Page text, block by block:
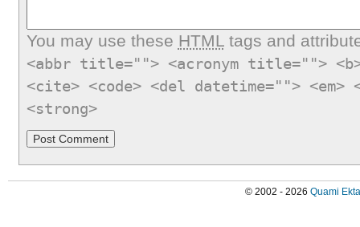
You may use these HTMLtags and
<abbr title=""> <acronym title="">
<cite> <code> <del datetime="">
<strong>
© 2002 - 2026 Quami